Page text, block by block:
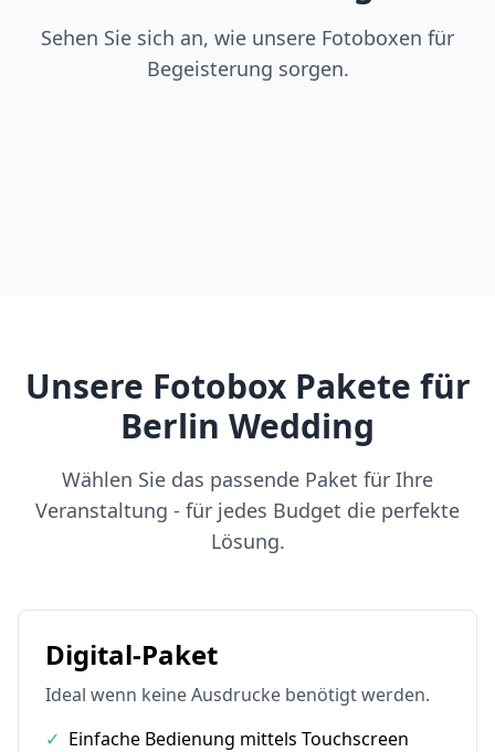
Sehen Sie sich an, wie unsere Fotoboxen für
Begeisterung sorgen.
Unsere Fotobox Pakete für
Berlin Wedding
Wählen Sie das passende Paket für Ihre
Veranstaltung - für jedes Budget die perfekte
Lösung.
Digital-Paket
Ideal wenn keine Ausdrucke benötigt werden.
✓ Einfache Bedienung mittels Touchscreen